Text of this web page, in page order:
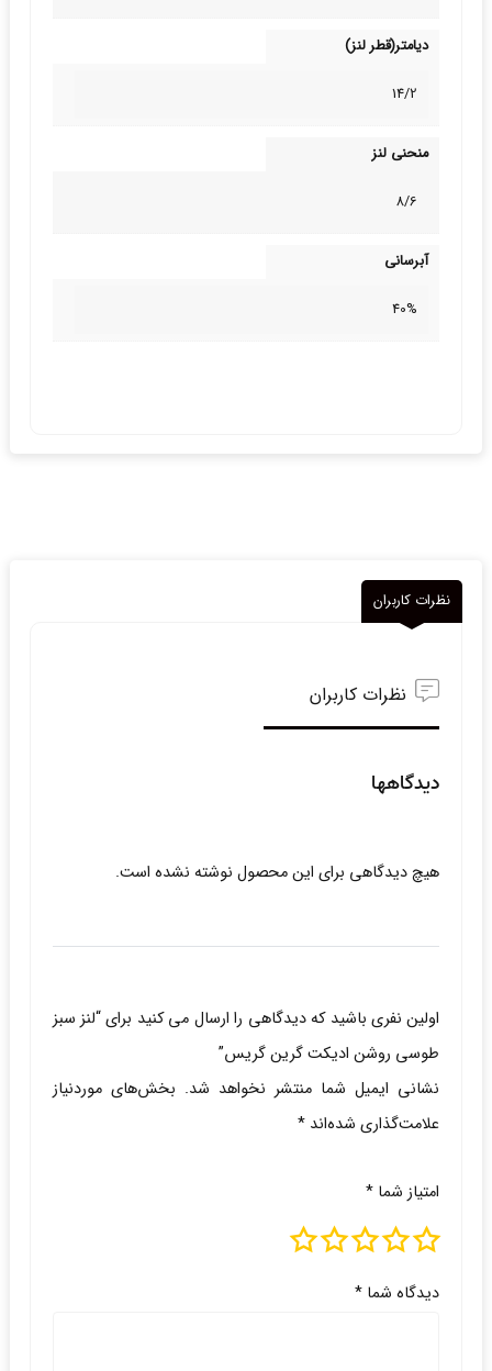
دیامتر(قطر لنز)
14/2
منحنی لنز
8/6
آبرسانی
40%
نظرات کاربران
نظرات کاربران
دیدگاهها
هیچ دیدگاهی برای این محصول نوشته نشده است.
اولین نفری باشید که دیدگاهی را ارسال می کنید برای “لنز سبز
طوسی روشن ادیکت گرین گریس”
نشانی ایمیل شما منتشر نخواهد شد. بخش‌های موردنیاز
علامت‌گذاری شده‌اند *
امتیاز شما *
دیدگاه شما *